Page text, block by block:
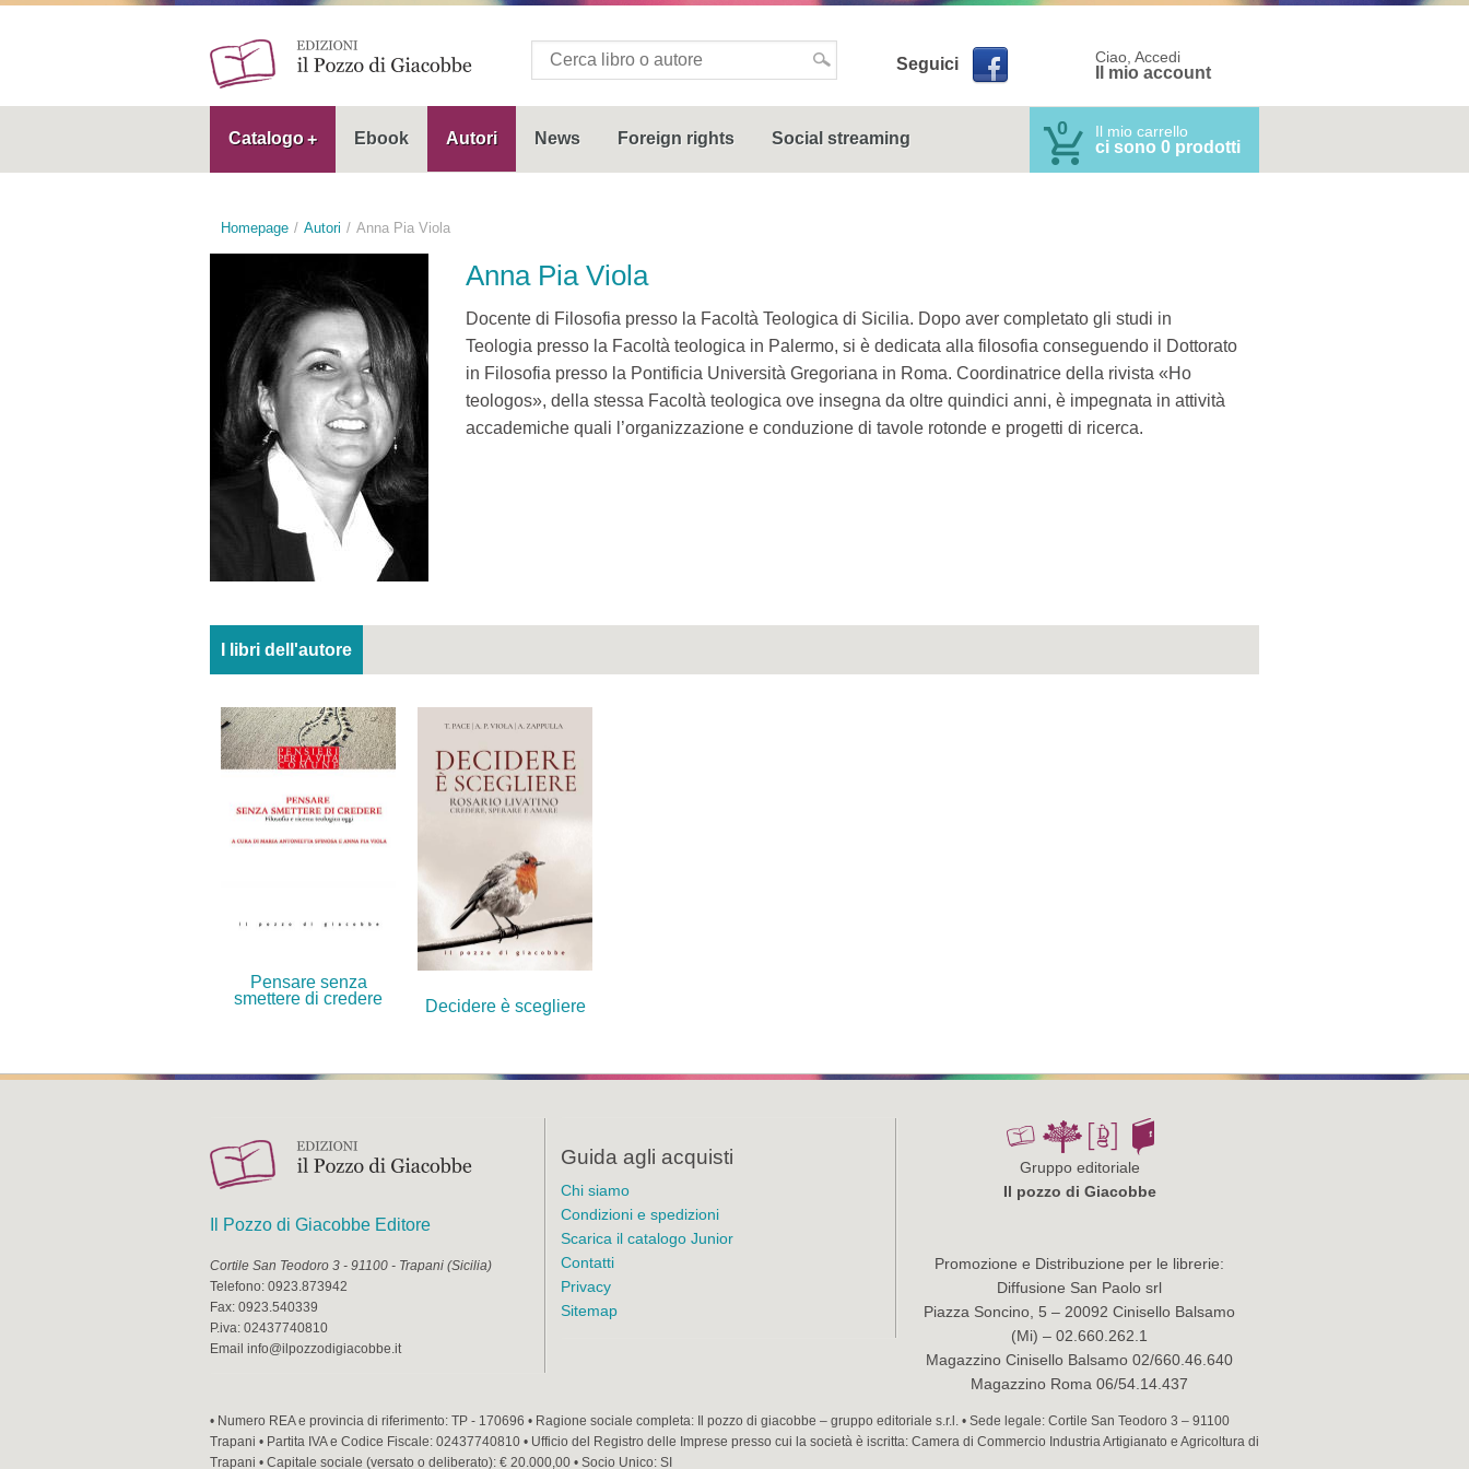
Seguici Ciao, Accedi
Il mio account
Catalogo Ebook Autori News Foreign rights Social streaming 0 Il mio carrello
ci sono 0 prodotti
Homepage Autori Anna Pia Viola
Anna Pia Viola
Docente di Filosofia presso la Facoltà Teologica di Sicilia. Dopo aver completato gli studi in
Teologia presso la Facoltà teologica in Palermo, si è dedicata alla filosofia conseguendo il Dottorato
in Filosofia presso la Pontificia Università Gregoriana in Roma. Coordinatrice della rivista «Ho
teologos», della stessa Facoltà teologica ove insegna da oltre quindici anni, è impegnata in attività
accademiche quali l’organizzazione e conduzione di tavole rotonde e progetti di ricerca.
I libri dell'autore
Pensare senza
smettere di credere
Decidere è scegliere
Il Pozzo di Giacobbe Editore
Cortile San Teodoro 3 - 91100 - Trapani (Sicilia)
Telefono: 0923.873942
Fax: 0923.540339
P.iva: 02437740810
Email info@ilpozzodigiacobbe.it
Guida agli acquisti
Chi siamo
Condizioni e spedizioni
Scarica il catalogo Junior
Contatti
Privacy
Sitemap
Gruppo editoriale
Il pozzo di Giacobbe
Promozione e Distribuzione per le librerie:
Diffusione San Paolo srl
Piazza Soncino, 5 – 20092 Cinisello Balsamo
(Mi) – 02.660.262.1
Magazzino Cinisello Balsamo 02/660.46.640
Magazzino Roma 06/54.14.437
• Numero REA e provincia di riferimento: TP - 170696 • Ragione sociale completa: Il pozzo di giacobbe – gruppo editoriale s.r.l. • Sede legale: Cortile San Teodoro 3 – 91100
Trapani • Partita IVA e Codice Fiscale: 02437740810 • Ufficio del Registro delle Imprese presso cui la società è iscritta: Camera di Commercio Industria Artigianato e Agricoltura di
Trapani • Capitale sociale (versato o deliberato): € 20.000,00 • Socio Unico: SI